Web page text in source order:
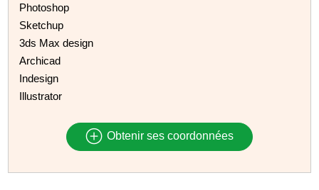
Photoshop
Sketchup
3ds Max design
Archicad
Indesign
Illustrator
Obtenir ses coordonnées